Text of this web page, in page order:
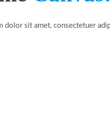
dolor sit amet, consectetuer